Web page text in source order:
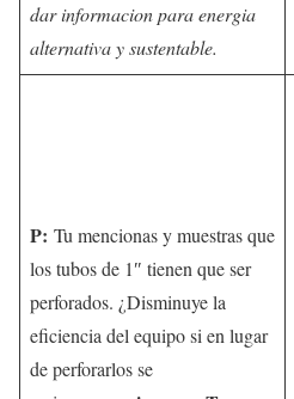
dar informacion para energia
alternativa y sustentable.
P: Tu mencionas y muestras que
los tubos de 1″ tienen que ser
perforados. ¿Disminuye la
eficiencia del equipo si en lugar
de perforarlos se